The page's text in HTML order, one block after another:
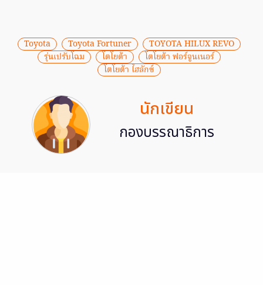
Toyota Toyota Fortuner
TOYOTA HILUX REVO
รุ่นเปรับโฉม
โตโยต้า
โตโยต้า ฟอร์จูนเนอร์
โตโยต้า ไฮลักซ์
นักเขียน
กองบรรณาธิการ